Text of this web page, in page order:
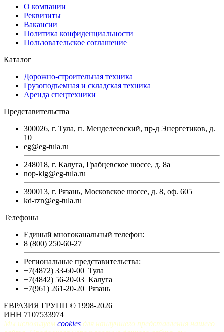
О компании
Реквизиты
Вакансии
Политика конфиденциальности
Пользовательское соглашение
Каталог
Дорожно-строительная техника
Грузоподъемная и складская техника
Аренда спецтехники
Представительства
300026, г. Тула, п. Менделеевский, пр-д Энергетиков, д.
10
eg@eg-tula.ru
248018, г. Калуга, Грабцевское шоссе, д. 8а
nop-klg@eg-tula.ru
390013, г. Рязань, Московское шоссе, д. 8, оф. 605
kd-rzn@eg-tula.ru
Телефоны
Единый многоканальный телефон:
8 (800) 250-60-27
Региональные представительства:
+7(4872) 33-60-00 Тула
+7(4842) 56-20-03 Калуга
+7(961) 261-20-20 Рязань
ЕВРАЗИЯ ГРУПП © 1998-2026
ИНН 7107533974
Мы используем cookies для наилучшего представления нашего